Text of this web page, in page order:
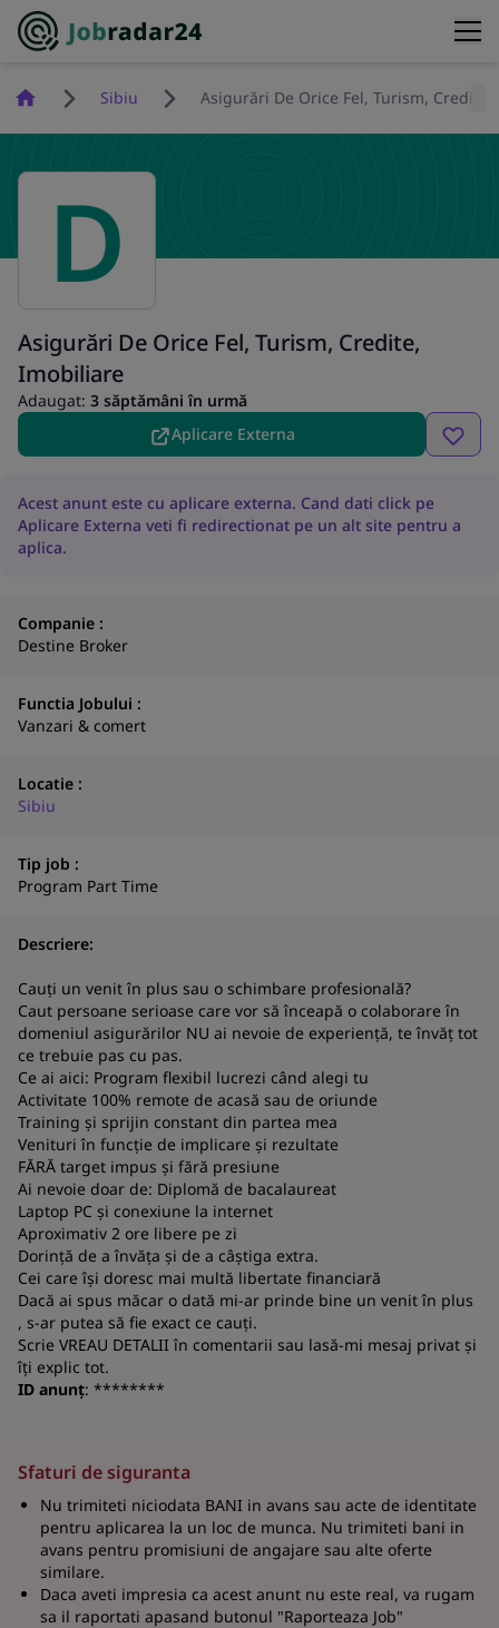
HomepageSibiu Asigurări De Orice Fel, Turism,
D
Asigurări De Orice Fel, Turism, Credite,
Imobiliare
Adaugat: 3 săptămâni în urmă
Aplicare Externa
Acest anunt este cu aplicare externa. Cand dati click pe
Aplicare Externa veti fi redirectionat pe un alt site pentru a
aplica.
Companie :
Destine Broker
Functia Jobului :
Vanzari & comert
Locatie :
Sibiu
Tip job :
Program Part Time
Descriere:
Cauți un venit în plus sau o schimbare profesională?
Caut persoane serioase care vor să înceapă o colaborare în
domeniul asigurărilor NU ai nevoie de experiență, te învăț tot
ce trebuie pas cu pas.
Ce ai aici: Program flexibil lucrezi când alegi tu
Activitate 100% remote de acasă sau de oriunde
Training și sprijin constant din partea mea
Venituri în funcție de implicare și rezultate
FĂRĂ target impus și fără presiune
Ai nevoie doar de: Diplomă de bacalaureat
Laptop PC și conexiune la internet
Aproximativ 2 ore libere pe zi
Dorință de a învăța și de a câștiga extra.
Cei care își doresc mai multă libertate financiară
Dacă ai spus măcar o dată mi-ar prinde bine un venit în plus
, s-ar putea să fie exact ce cauți.
Scrie VREAU DETALII în comentarii sau lasă-mi mesaj privat și
îți explic tot.
ID anunț: ********
Sfaturi de siguranta
Nu trimiteti niciodata BANI in avans sau acte de identitate
pentru aplicarea la un loc de munca. Nu trimiteti bani in
avans pentru promisiuni de angajare sau alte oferte
similare.
Daca aveti impresia ca acest anunt nu este real, va rugam
sa il raportati apasand butonul "Raporteaza Job"